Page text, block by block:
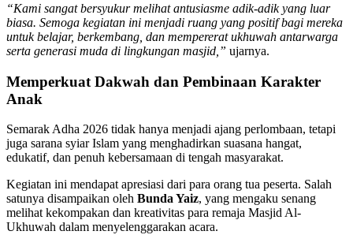
“Kami sangat bersyukur melihat antusiasme adik-adik yang luar
biasa. Semoga kegiatan ini menjadi ruang yang positif bagi mereka
untuk belajar, berkembang, dan mempererat ukhuwah antarwarga
serta generasi muda di lingkungan masjid,” ujarnya.
Memperkuat Dakwah dan Pembinaan Karakter
Anak
Semarak Adha 2026 tidak hanya menjadi ajang perlombaan, tetapi
juga sarana syiar Islam yang menghadirkan suasana hangat,
edukatif, dan penuh kebersamaan di tengah masyarakat.
Kegiatan ini mendapat apresiasi dari para orang tua peserta. Salah
satunya disampaikan oleh Bunda Yaiz, yang mengaku senang
melihat kekompakan dan kreativitas para remaja Masjid Al-
Ukhuwah dalam menyelenggarakan acara.